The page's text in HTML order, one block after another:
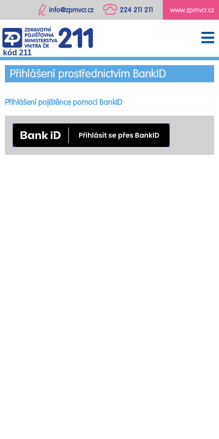
www.zpmvcr.cz
224 211 211
info@zpmvcr.cz
kód 211
Přihlášení prostřednictvím BankID
Přihlášení pojištěnce pomocí BankID